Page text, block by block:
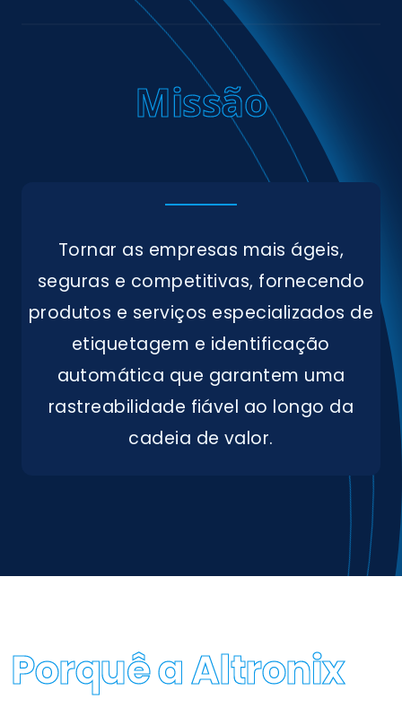
Missão
Tornar as empresas mais ágeis,
seguras e competitivas, fornecendo
produtos e serviços especializados de
etiquetagem e identificação
automática que garantem uma
rastreabilidade fiável ao longo da
cadeia de valor.
Somos
Honestidade
Cumprimos com as nossas promessas,
estabelecendo compromissos com base
na transparência e ética profissional
Porquê a Altronix